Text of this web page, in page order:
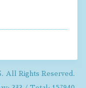
. All Rights Reserved.